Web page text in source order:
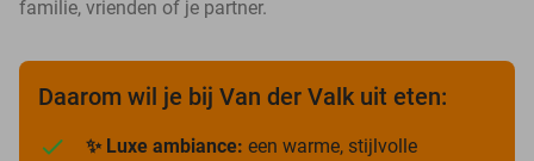
familie, vrienden of je partner.
Daarom wil je bij Van der Valk uit eten:
✨ Luxe ambiance: een warme, stijlvolle